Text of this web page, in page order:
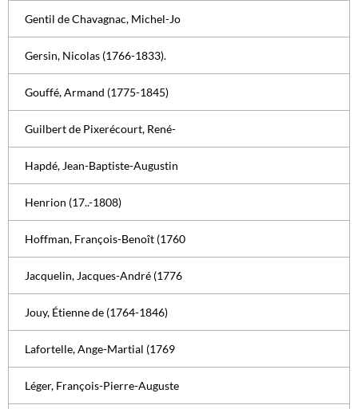
Gentil de Chavagnac, Michel-Jo
Gersin, Nicolas (1766-1833).
Gouffé, Armand (1775-1845)
Guilbert de Pixerécourt, René-
Hapdé, Jean-Baptiste-Augustin
Henrion (17..-1808)
Hoffman, François-Benoît (1760
Jacquelin, Jacques-André (1776
Jouy, Étienne de (1764-1846)
Lafortelle, Ange-Martial (1769
Léger, François-Pierre-Auguste